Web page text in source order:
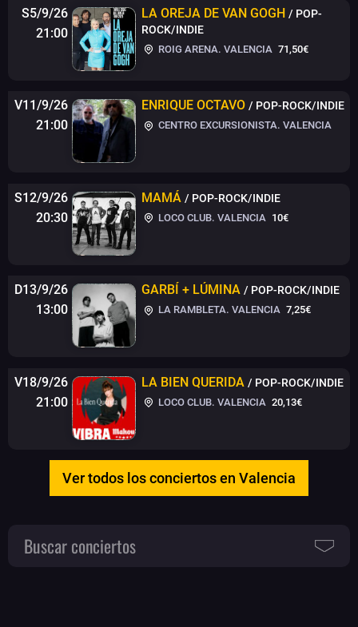
S5/9/26
21:00
LA OREJA DE VAN GOGH / POP-
ROCK/INDIE
ROIG ARENA. VALENCIA 71,50€
V11/9/26
21:00
ENRIQUE OCTAVO / POP-ROCK/INDIE
CENTRO EXCURSIONISTA. VALENCIA
S12/9/26
20:30
MAMÁ / POP-ROCK/INDIE
LOCO CLUB. VALENCIA 10€
D13/9/26
13:00
GARBÍ + LÚMINA / POP-ROCK/INDIE
LA RAMBLETA. VALENCIA 7,25€
V18/9/26
21:00
LA BIEN QUERIDA / POP-ROCK/INDIE
LOCO CLUB. VALENCIA 20,13€
Ver todos los conciertos en Valencia
Buscar conciertos